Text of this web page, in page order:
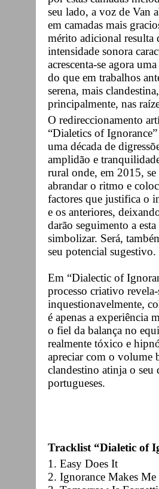
seu lado, a voz de Van
em camadas mais
mérito adicional resulta
intensidade sonora
acrescenta-se agora
do que em trabalhos
serena, mais
principalmente, nas
O redireccionamento
“Dialetics of
uma década de
amplidão e
rural onde, em 2015,
abrandar o ritmo e
factores que justifica o
e os anteriores,
darão seguimento a
simbolizar. Será,
seu potencial sugestivo.
Em “Dialectic of
processo criativo
inquestionavelmente,
é apenas a experiência
o fiel da balança no
realmente tóxico e
apreciar com o volume
clandestino atinja o seu
portugueses.
Tracklist “Dialetic of
1. Easy Does It
2. Ignorance Makes